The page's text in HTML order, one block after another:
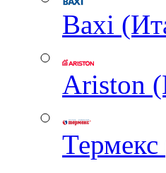
Baxi
Ariston